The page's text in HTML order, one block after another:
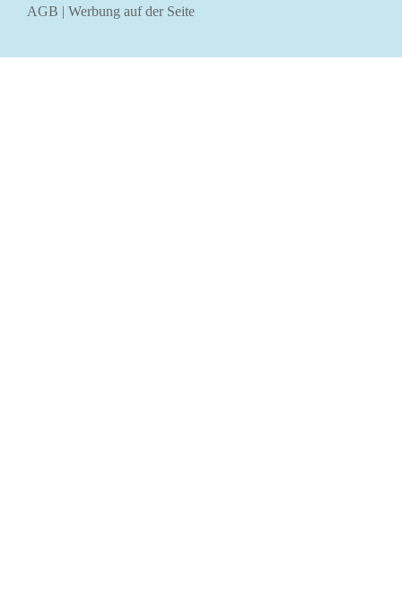
AGB | Werbung auf der Seite